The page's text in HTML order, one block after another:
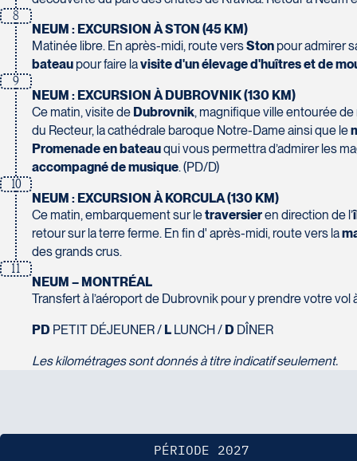
8
NEUM : EXCURSION À STON (45 KM)
Matinée libre. En après-midi, route versStonpour admirer
bateaupour faire lavisite d'un élevage d'huîtres et de
9
NEUM : EXCURSION À DUBROVNIK (130 KM)
Ce matin, visite de Dubrovnik, magnifique ville entourée de
du Recteur, la cathédrale baroque Notre-Dame ainsi que le
Promenade en bateauqui vous permettra d’admirer les
accompagné de musique. (PD/D)
10
NEUM : EXCURSION À KORCULA (130 KM)
Ce matin, embarquement sur letraversieren direction de l’
retour sur la terre ferme. En fin d' après-midi, route vers la
des grands crus.
11
NEUM – MONTRÉAL
Transfert à l’aéroport de Dubrovnik pour y prendre votre
PDPETIT DÉJEUNER / LLUNCH /DDÎNER
Les kilométrages sont donnés à titre indicatif seulement.
PÉRIODE 2027
Voyages CAA Brossard
8940 Boulevard Leduc - Bureau 20
Brossard
Tél :450-465-0620 / 1-844-869-2439
Voyages Granby
157 rue Principale
Granby
J2G 2V5
Tél :450-372-3624 / 1-800-361-0447
Voyages Jean-Pierre
Brossard
Voyages Émotions
Pont-Rouge
G3H 2G2
Tél :418-873-4515
Voyages Laurier du Vallon - Siège social
2700 Boulevard Laurier - Édifice Champlain, bureau 5000
Québec
Tél :
418-653-1882 / 1-800-640-1882
Voyages Paradis